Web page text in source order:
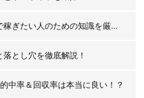
よく当たる地方競馬予想は？地方競馬で稼ぎたい人のための知識を厳選公開！
とし穴を徹底解説！
中率＆回収率は本当に良い！？